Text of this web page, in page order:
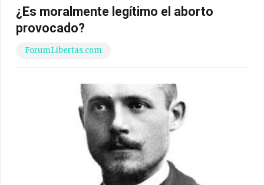
¿Es moralmente legítimo el aborto
provocado?
ForumLibertas.com